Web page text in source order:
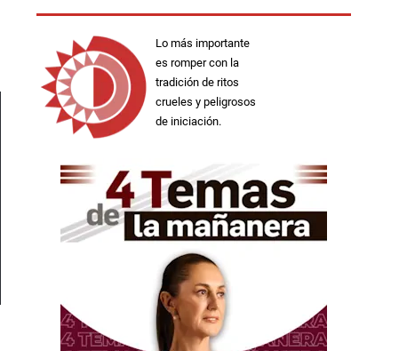
Lo más importante
es romper con la
tradición de ritos
crueles y peligrosos
de iniciación.